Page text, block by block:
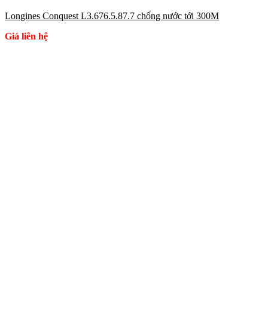
Longines Conquest L3.676.5.87.7 chống nước tới 300M
Giá liên hệ